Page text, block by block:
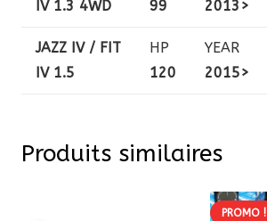
IV 1.3 4WD 99 2013>
JAZZ IV / FIT
IV 1.5
HP
120
YEAR
2015>
Produits similaires
PROMO !